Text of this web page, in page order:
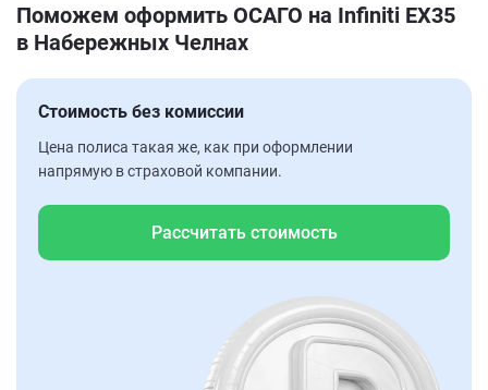
Поможем оформить ОСАГО на Infiniti EX35
в Набережных Челнах
Стоимость без комиссии
Цена полиса такая же, как при оформлении
напрямую в страховой компании.
Рассчитать стоимость